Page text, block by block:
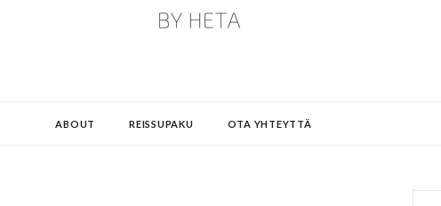
ABOUT REISSUPAKU OTA YHTEYTTÄ